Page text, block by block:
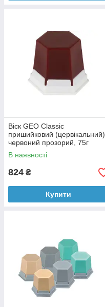
Віск GEO Classic
пришийковий (цервікальний),
червоний прозорий, 75г
Renfert (Ренферт)
В наявності
824 ₴
Купити